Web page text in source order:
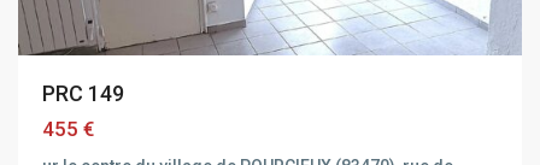
PRC 149
455 €